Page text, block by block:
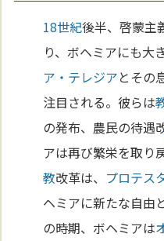
18世紀後半、啓蒙主
り、ボヘミアにも大
ア・テレジアとその
注目される。彼らは
の発布、農民の待遇
アは再び繁栄を取り
教改革は、 プロテス
ヘミアに新たな自由
の時期、ボヘミアは